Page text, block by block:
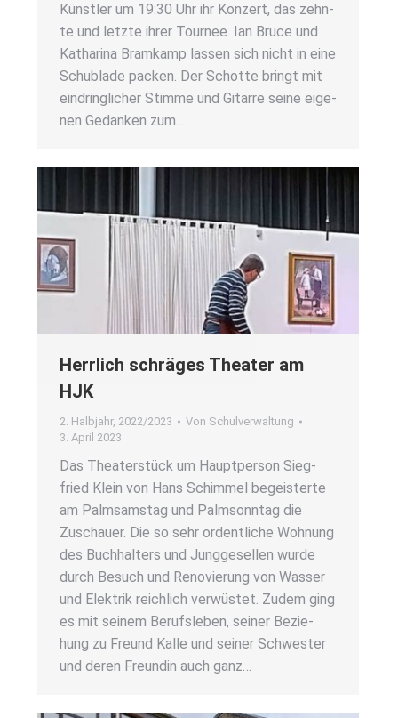
Künst­ler um 19:30 Uhr ihr Kon­zert, das zehn­
te und letz­te ihrer Tour­nee. Ian Bruce und
Katha­ri­na Bramkamp las­sen sich nicht in eine
Schub­la­de packen. Der Schot­te bringt mit
ein­dring­li­cher Stim­me und Gitar­re sei­ne eige­
nen Gedan­ken zum…
Herr­lich schrä­ges Thea­ter am
HJK
2. Halbjahr, 2022/2023 Von Schulverwaltung
3. April 2023
Das Thea­ter­stück um Haupt­per­son Sieg­
fried Klein von Hans Schim­mel begeis­ter­te
am Palm­sams­tag und Palm­sonn­tag die
Zuschau­er. Die so sehr ordent­li­che Woh­nung
des Buch­hal­ters und Jung­ge­sel­len wur­de
durch Besuch und Reno­vie­rung von Was­ser
und Elek­trik reich­lich ver­wüs­tet. Zudem ging
es mit sei­nem Berufs­le­ben, sei­ner Bezie­
hung zu Freund Kal­le und sei­ner Schwes­ter
und deren Freun­din auch ganz…